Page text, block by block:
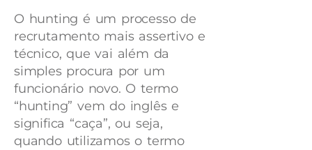
O hunting é um processo de
recrutamento mais assertivo e
técnico, que vai além da
simples procura por um
funcionário novo. O termo
“hunting” vem do inglês e
significa “caça”, ou seja,
quando utilizamos o termo